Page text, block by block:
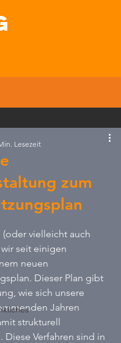
zum
Lesezeit
Sternen bewertet.
(oder vielleicht auch
seit einigen
neuen
Dieser Plan gibt
wie sich unsere
Jahren
strukturell
Diese Verfahren sind in